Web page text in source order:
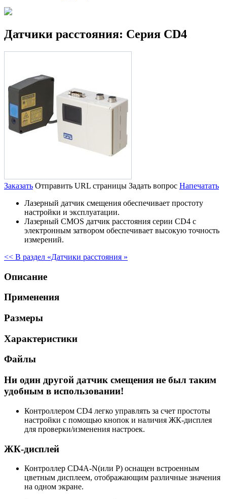
Датчики расстояния: Серия CD4
Заказать Отправить URL страницы Задать вопрос Напечатать
Лазерный датчик смещения обеспечивает простоту
настройки и эксплуатации.
Лазерный CMOS датчик расстояния серии CD4 с
электронным затвором обеспечивает высокую точность
измерений.
<< В раздел «Датчики расстояния »
Описание
Применения
Размеры
Характеристики
Файлы
Ни один другой датчик смещения не был таким
удобным в использовании!
Контроллером CD4 легко управлять за счет простоты
настройки с помощью кнопок и наличия ЖК-дисплея
для проверки/изменения настроек.
ЖК-дисплей
Контроллер CD4A-N(или P) оснащен встроенным
цветным дисплеем, отображающим различные значения
на одном экране.